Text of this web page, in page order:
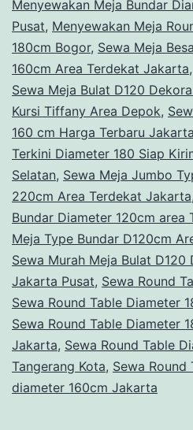
Menyewakan Meja Bundar
Pusat, Menyewakan Meja
180cm Bogor, Sewa Meja
160cm Area Terdekat Jakarta,
Sewa Meja Bulat D120
Kursi Tiffany Area Depok,
160 cm Harga Terbaru Jakarta
Terkini Diameter 180 Siap
Selatan, Sewa Meja Jumbo
220cm Area Terdekat Jakarta,
Bundar Diameter 120cm area
Meja Type Bundar D120cm
Sewa Murah Meja Bulat D120
Jakarta Pusat, Sewa Round
Sewa Round Table Diameter
Sewa Round Table Diameter
Jakarta, Sewa Round Table
Tangerang Kota, Sewa Round
diameter 160cm Jakarta